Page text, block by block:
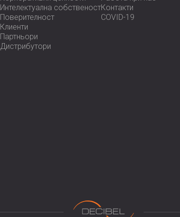
Интелектуална собственост
Поверителност
Клиенти
Партньори
Дистрибутори
Контакти
COVID-19